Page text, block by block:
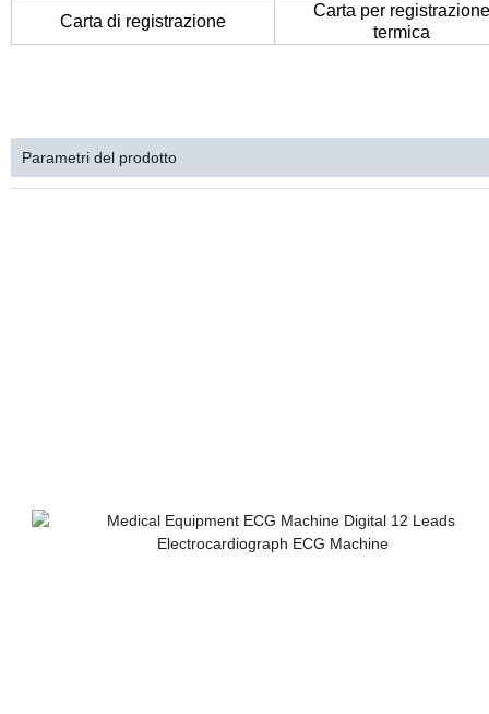
Carta di registrazione
Carta per
termica
Parametri del prodotto